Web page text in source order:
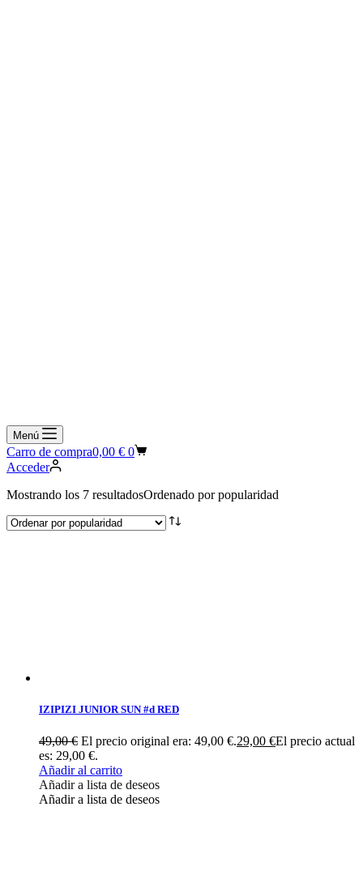
Menú
Carro de compra0,00 € 0
Acceder
Mostrando los 7 resultadosOrdenado por popularidad
IZIPIZI JUNIOR SUN #d RED
49,00€ El precio original era: 49,00 €.29,00 €El precio actual
es: 29,00 €.
Añadir al carrito
Añadir a lista de deseos
Añadir a lista de deseos